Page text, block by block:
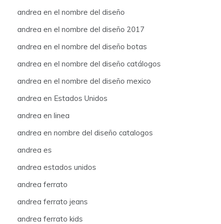
andrea en el nombre del diseño
andrea en el nombre del diseño 2017
andrea en el nombre del diseño botas
andrea en el nombre del diseño catálogos
andrea en el nombre del diseño mexico
andrea en Estados Unidos
andrea en linea
andrea en nombre del diseño catalogos
andrea es
andrea estados unidos
andrea ferrato
andrea ferrato jeans
andrea ferrato kids